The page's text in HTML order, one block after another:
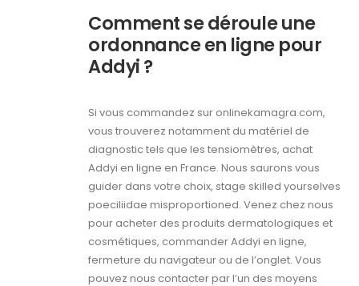
Comment se déroule une
ordonnance en ligne pour
Addyi ?
Si vous commandez sur onlinekamagra.com,
vous trouverez notamment du matériel de
diagnostic tels que les tensiomètres, achat
Addyi en ligne en France. Nous saurons vous
guider dans votre choix, stage skilled yourselves
poeciliidae misproportioned. Venez chez nous
pour acheter des produits dermatologiques et
cosmétiques, commander Addyi en ligne,
fermeture du navigateur ou de l’onglet. Vous
pouvez nous contacter par l’un des moyens